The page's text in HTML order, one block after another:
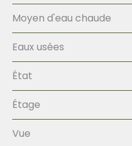
Moyen d'eau chaude
Eaux usées
État
Étage
Vue